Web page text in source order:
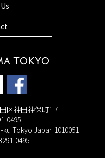
区神田神保町1-7
0495
Tokyo Japan 1010051
0495